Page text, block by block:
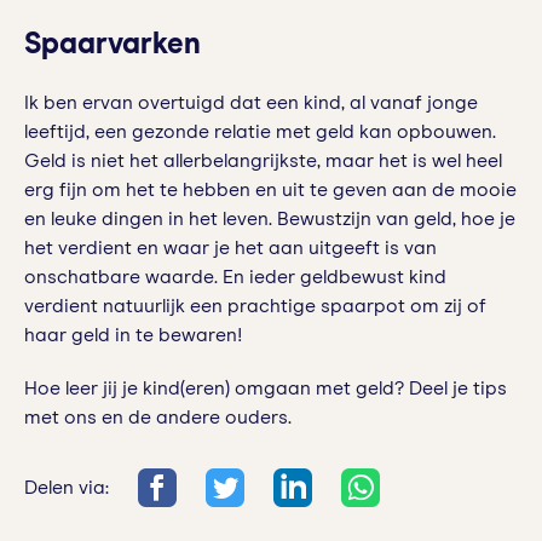
Spaarvarken
Ik ben ervan overtuigd dat een kind, al vanaf jonge
leeftijd, een gezonde relatie met geld kan opbouwen.
Geld is niet het allerbelangrijkste, maar het is wel heel
erg fijn om het te hebben en uit te geven aan de mooie
en leuke dingen in het leven. Bewustzijn van geld, hoe je
het verdient en waar je het aan uitgeeft is van
onschatbare waarde. En ieder geldbewust kind
verdient natuurlijk een prachtige spaarpot om zij of
haar geld in te bewaren!
Hoe leer jij je kind(eren) omgaan met geld? Deel je tips
met ons en de andere ouders.
Delen via: